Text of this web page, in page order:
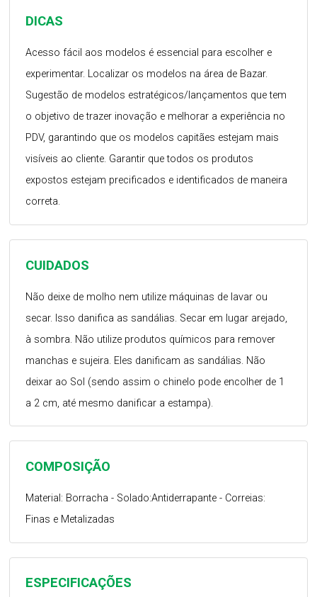
ESPECIFICAÇÕES
COMPOSIÇÃO
Material: Borracha - Solado:Antiderrapante - Correias:
Finas e Metalizadas
CUIDADOS
Não deixe de molho nem utilize máquinas de lavar ou
secar. Isso danifica as sandálias. Secar em lugar arejado,
à sombra. Não utilize produtos químicos para remover
manchas e sujeira. Eles danificam as sandálias. Não
deixar ao Sol (sendo assim o chinelo pode encolher de 1
a 2 cm, até mesmo danificar a estampa).
DICAS
Acesso fácil aos modelos é essencial para escolher e
experimentar. Localizar os modelos na área de Bazar.
Sugestão de modelos estratégicos/lançamentos que tem
o objetivo de trazer inovação e melhorar a experiência no
PDV, garantindo que os modelos capitães estejam mais
visíveis ao cliente. Garantir que todos os produtos
expostos estejam precificados e identificados de maneira
correta.